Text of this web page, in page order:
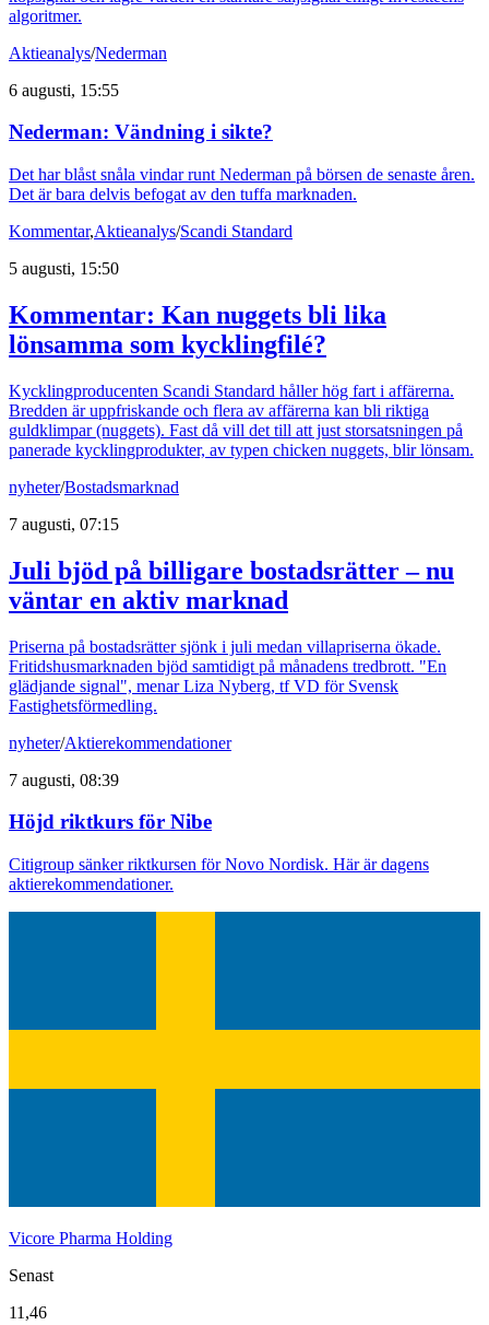
algoritmer.
Aktieanalys/Nederman
6 augusti, 15:55
Nederman: Vändning i sikte?
Det har blåst snåla vindar runt Nederman på börsen de senaste åren.
Det är bara delvis befogat av den tuffa marknaden.
Kommentar,Aktieanalys/Scandi Standard
5 augusti, 15:50
Kommentar: Kan nuggets bli lika
lönsamma som kycklingfilé?
Kycklingproducenten Scandi Standard håller hög fart i affärerna.
Bredden är uppfriskande och flera av affärerna kan bli riktiga
guldklimpar (nuggets). Fast då vill det till att just storsatsningen på
panerade kycklingprodukter, av typen chicken nuggets, blir lönsam.
nyheter/Bostadsmarknad
7 augusti, 07:15
Juli bjöd på billigare bostadsrätter – nu
väntar en aktiv marknad
Priserna på bostadsrätter sjönk i juli medan villapriserna ökade.
Fritidshusmarknaden bjöd samtidigt på månadens tredbrott. "En
glädjande signal", menar Liza Nyberg, tf VD för Svensk
Fastighetsförmedling.
nyheter/Aktierekommendationer
7 augusti, 08:39
Höjd riktkurs för Nibe
Citigroup sänker riktkursen för Novo Nordisk. Här är dagens
aktierekommendationer.
Vicore Pharma Holding
Senast
11,46